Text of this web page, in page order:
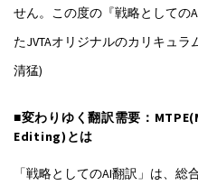
せん。この度の『戦略としての
たJVTAオリジナルのカリキュラ
清猛)
■変わりゆく翻訳需要：
Editing)とは
「戦略としてのAI翻訳」は、総